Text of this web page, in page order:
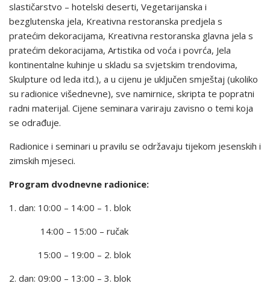
slastičarstvo – hotelski deserti, Vegetarijanska i
bezglutenska jela, Kreativna restoranska predjela s
pratećim dekoracijama, Kreativna restoranska glavna jela s
pratećim dekoracijama, Artistika od voća i povrća, Jela
kontinentalne kuhinje u skladu sa svjetskim trendovima,
Skulpture od leda itd.), a u cijenu je uključen smještaj (ukoliko
su radionice višednevne), sve namirnice, skripta te popratni
radni materijal. Cijene seminara variraju zavisno o temi koja
se odrađuje.
Radionice i seminari u pravilu se održavaju tijekom jesenskih i
zimskih mjeseci.
Program dvodnevne radionice:
1. dan: 10:00 – 14:00 – 1. blok
14:00 – 15:00 – ručak
15:00 – 19:00 – 2. blok
2. dan: 09:00 – 13:00 – 3. blok